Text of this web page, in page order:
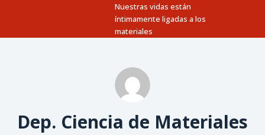
o
Nuestras vidas están
íntimamente ligadas a los
materiales
Dep. Ciencia de Materiales